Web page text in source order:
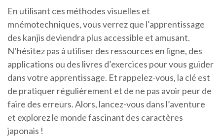
En utilisant ces méthodes visuelles et
mnémotechniques, vous verrez que l’apprentissage
des kanjis deviendra plus accessible et amusant.
N’hésitez pas à utiliser des ressources en ligne, des
applications ou des livres d’exercices pour vous guider
dans votre apprentissage. Et rappelez-vous, la clé est
de pratiquer régulièrement et de ne pas avoir peur de
faire des erreurs. Alors, lancez-vous dans l’aventure
et explorez le monde fascinant des caractères
japonais !